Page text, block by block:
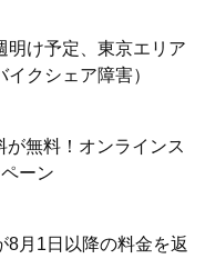
明け予定、東京エリア
クシェア障害）
が無料！オンラインス
ーン
8月1日以降の料金を返